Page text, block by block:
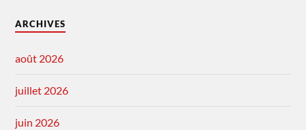
ARCHIVES
août 2026
juillet 2026
juin 2026